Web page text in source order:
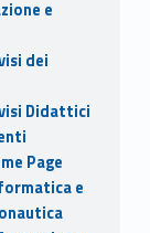
e
dei
Didattici
Page
e